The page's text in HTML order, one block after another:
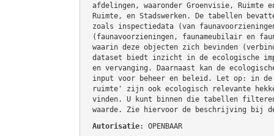
afdelingen, waaronder Groenvisie, Ruimte
Ruimte, en Stadswerken. De tabellen
zoals inspectiedata (van
(faunavoorzieningen, faunameubilair en
waarin deze objecten zich bevinden
dataset biedt inzicht in de ecologische
en vervanging. Daarnaast kan de
input voor beheer en beleid. Let op: in de
ruimte' zijn ook ecologisch relevante
vinden. U kunt binnen die tabellen
waarde. Zie hiervoor de beschrijving bij
Autorisatie: OPENBAAR